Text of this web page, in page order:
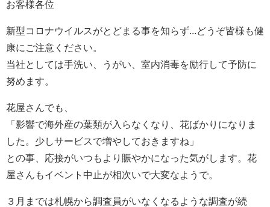
お客様各位
新型コロナウイルスがとどまる事を知らず...どうぞ皆様も健
康にご注意ください。
当社としては手洗い、うがい、室内消毒を励行して予防に
努めます。
花屋さんでも、
「影響で海外産の葉類が入らなくなり、花ばかりになりま
した。少しサービスで増やしておきますね」
との事、応接がいつもより賑やかになった気がします。花
屋さんもイベント中止が相次いで大変なようで。
３月までは札幌から調査員がいなくなるような調査が続